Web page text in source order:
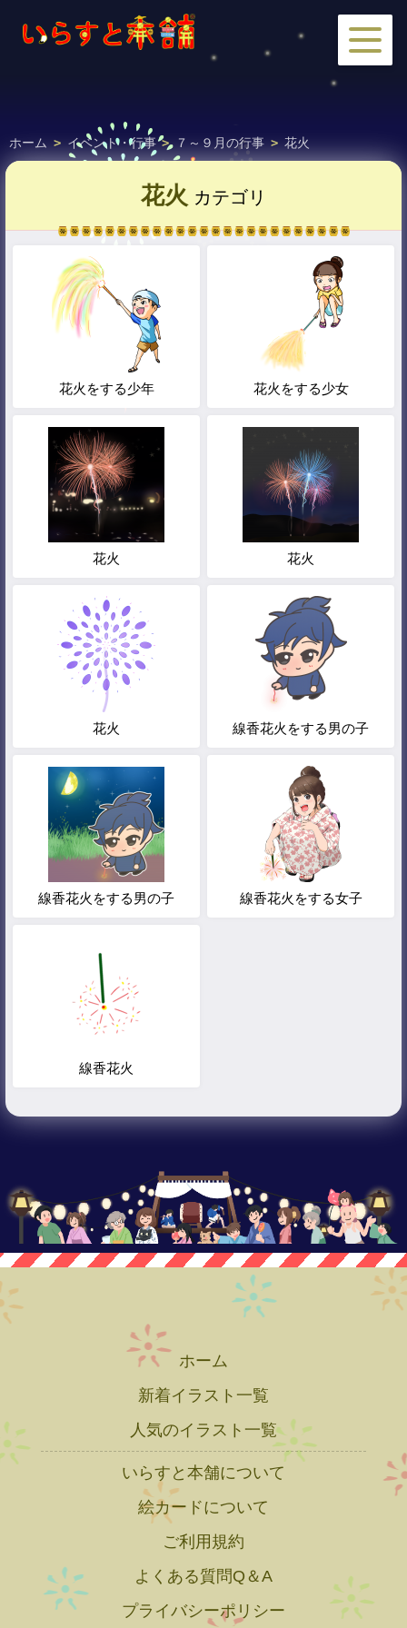
ホーム > イベント・行事 > ７～９月の行事 > 花火
花火 カテゴリ
花火をする少年 花火をする少女
花火 花火
花火 線香花火をする男の子
線香花火をする男の子 線香花火をする女子
線香花火
ホーム
新着イラスト一覧
人気のイラスト一覧
いらすと本舗について
絵カードについて
ご利用規約
よくある質問Q＆A
プライバシーポリシー